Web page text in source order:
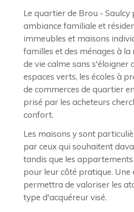
Le quartier de Brou - Saulcy
ambiance familiale et
immeubles et maisons
familles et des ménages à
de vie calme sans s'éloigner
espaces verts, les écoles à
de commerces de quartier
prisé par les acheteurs
confort.
Les maisons y sont
par ceux qui souhaitent
tandis que les
pour leur côté pratique. Une
permettra de valoriser les
type d'acquéreur visé.